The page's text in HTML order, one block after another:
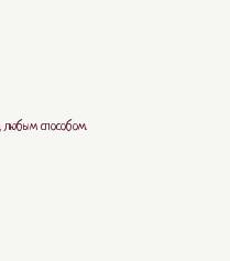
любым способом.